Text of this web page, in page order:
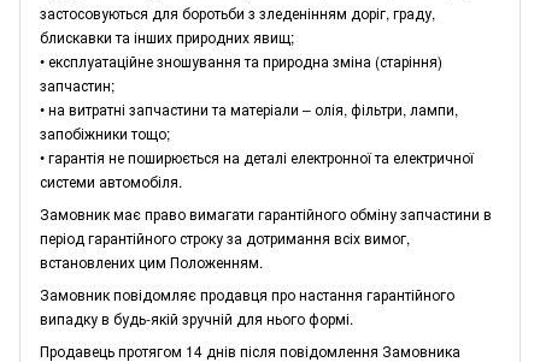
застосовуються для боротьби з зледенінням доріг, граду,
блискавки та інших природних явищ;
• експлуатаційне зношування та природна зміна (старіння)
запчастин;
• на витратні запчастини та матеріали – олія, фільтри, лампи,
запобіжники тощо;
• гарантія не поширюється на деталі електронної та електричної
системи автомобіля.
Замовник має право вимагати гарантійного обміну запчастини в
період гарантійного строку за дотримання всіх вимог,
встановлених цим Положенням.
Замовник повідомляє продавця про настання гарантійного
випадку в будь-якій зручній для нього формі.
Продавець протягом 14 днів після повідомлення Замовника